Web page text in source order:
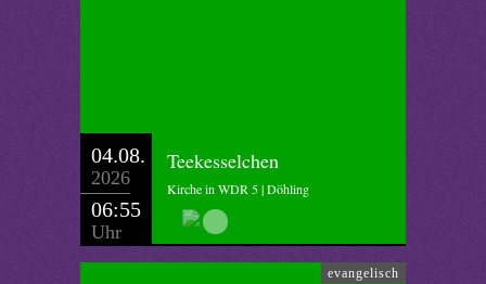
04.08.
2026
06:55
Uhr
Teekesselchen
Kirche in WDR 5 | Döhling
evangelisch